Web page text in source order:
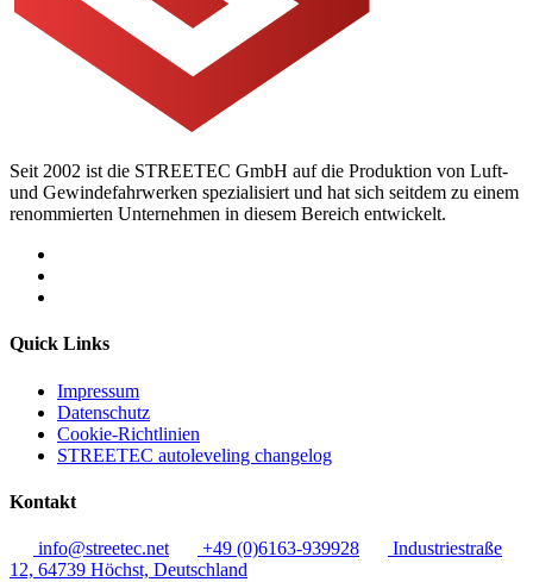
Seit 2002 ist die STREETEC GmbH auf die Produktion von Luft-
und Gewindefahrwerken spezialisiert und hat sich seitdem zu einem
renommierten Unternehmen in diesem Bereich entwickelt.
Quick Links
Impressum
Datenschutz
Cookie-Richtlinien
STREETEC autoleveling changelog
Kontakt
info@streetec.net +49 (0)6163-939928
Industriestraße
12, 64739 Höchst, Deutschland